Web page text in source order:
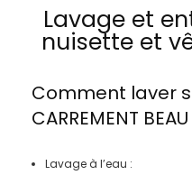
Lavage et
nuisette et
Comment laver
CARREMENT BEAU
Lavage à l’eau :